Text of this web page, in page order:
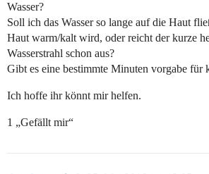
Wasser?
Soll ich das Wasser so lange auf die Haut
Haut warm/kalt wird, oder reicht der kurze
Wasserstrahl schon aus?
Gibt es eine bestimmte Minuten vorgabe für
Ich hoffe ihr könnt mir helfen.
1 „Gefällt mir“